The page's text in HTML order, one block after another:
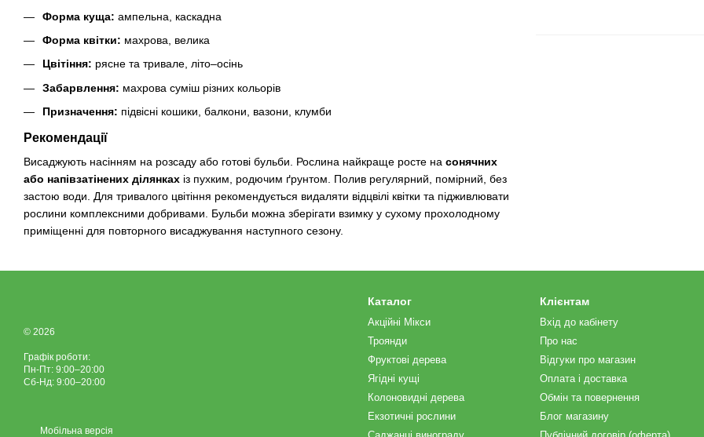
Форма куща: ампельна, каскадна
Форма квітки: махрова, велика
Цвітіння: рясне та тривале, літо–осінь
Забарвлення: махрова суміш різних кольорів
Призначення: підвісні кошики, балкони, вазони, клумби
Рекомендації
Висаджують насінням на розсаду або готові бульби. Рослина найкраще росте на сонячних
або напівзатінених ділянках із пухким, родючим ґрунтом. Полив регулярний, помірний, без
застою води. Для тривалого цвітіння рекомендується видаляти відцвілі квітки та підживлювати
рослини комплексними добривами. Бульби можна зберігати взимку у сухому прохолодному
приміщенні для повторного висаджування наступного сезону.
© 2026
Графік роботи:
Пн-Пт: 9:00–20:00
Сб-Нд: 9:00–20:00
Мобільна версія
Каталог
Акційні Мікси
Троянди
Фруктові дерева
Ягідні кущі
Колоновидні дерева
Екзотичні рослини
Клієнтам
Вхід до кабінету
Про нас
Відгуки про магазин
Оплата і доставка
Обмін та повернення
Блог магазину